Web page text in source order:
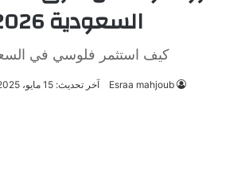
السعودية 2026
كيف استثمر فلوسي في
Esraa mahjoub آخر تحديث: 15 مايو، 2025